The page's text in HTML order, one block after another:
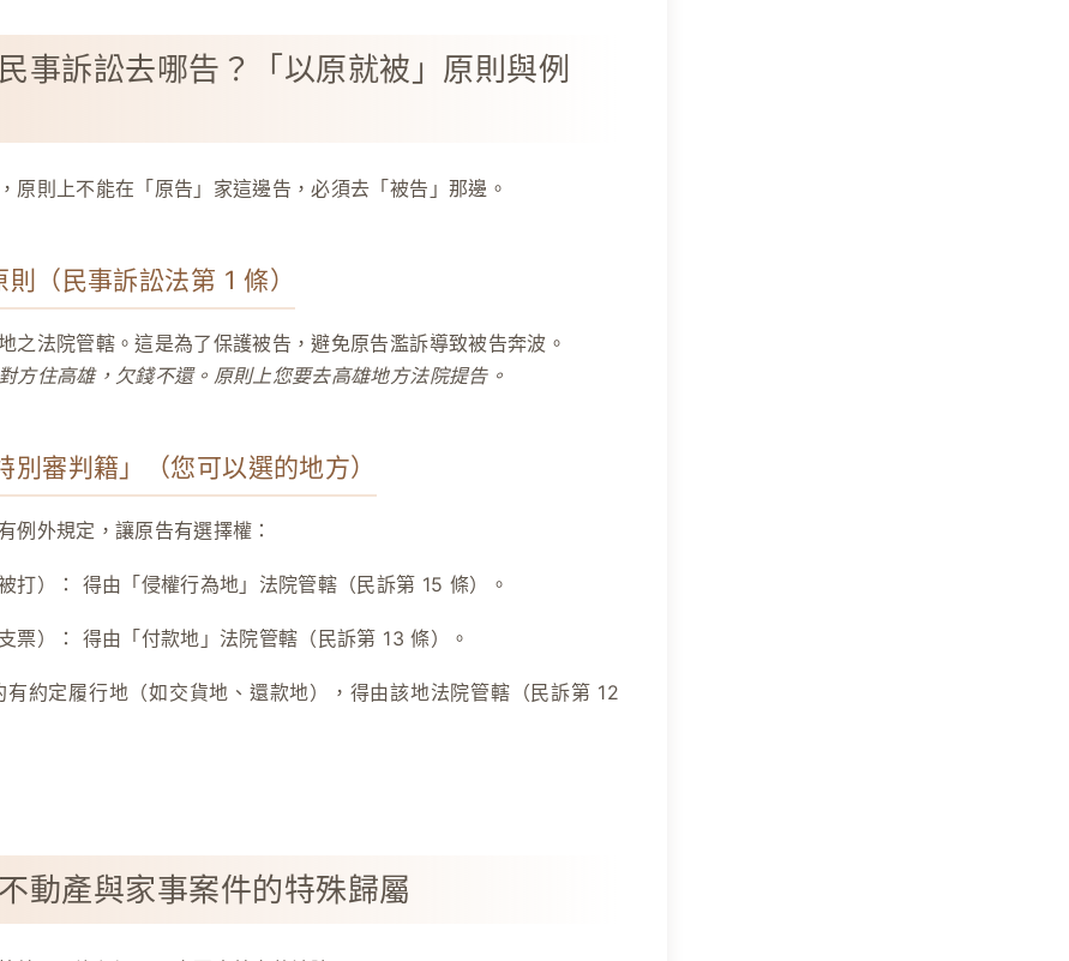
事訴訟去哪告？「以原就被」原則與例
原則上不能在「原告」家這邊告，必須去「被告」那邊。
（民事訴訟法第 1 條）
之法院管轄。這是為了保護被告，避免原告濫訴導致被告奔波。
方住高雄，欠錢不還。原則上您要去高雄地方法院提告。
別審判籍」（您可以選的地方）
例外規定，讓原告有選擇權：
打）： 得由「侵權行為地」法院管轄（民訴第 15 條）。
票）： 得由「付款地」法院管轄（民訴第 13 條）。
有約定履行地（如交貨地、還款地），得由該地法院管轄（民訴第 12
動產與家事案件的特殊歸屬